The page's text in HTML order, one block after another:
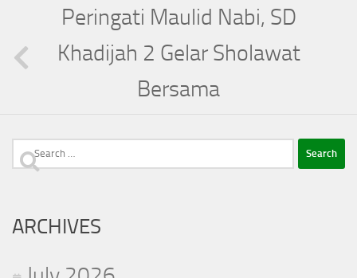
Peringati Maulid Nabi, SD
Khadijah 2 Gelar Sholawat
Bersama
Search
ARCHIVES